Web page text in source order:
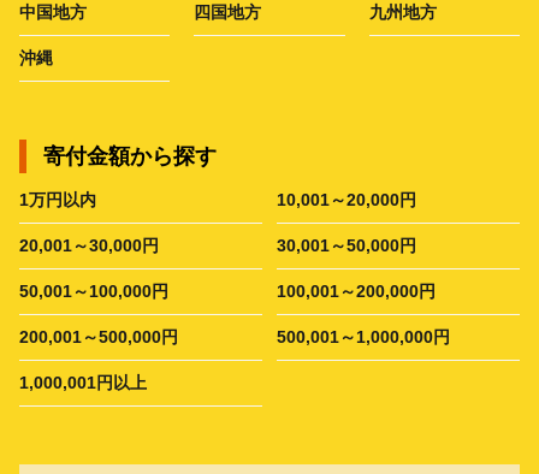
中国地方 四国地方 九州地方
沖縄
寄付金額から探す
1万円以内 10,001～20,000円
20,001～30,000円 30,001～50,000円
50,001～100,000円 100,001～200,000円
200,001～500,000円 500,001～1,000,000円
1,000,001円以上